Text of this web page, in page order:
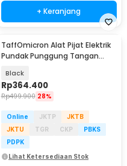
+ Keranjang
TaffOmicron Alat Pijat Elektrik
Pundak Punggung Tangan
Black
Rp364.400
Rp499.900 28%
Online JKTP
JKTB
JKTU
TGR CKP
PBKS
PDPK
Lihat Ketersediaan Stok